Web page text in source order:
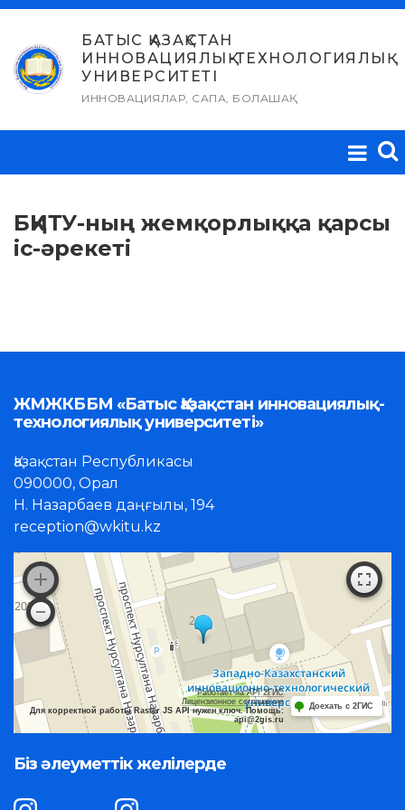
Skip
content
БАТЫС ҚАЗАҚСТАН
ИННОВАЦИЯЛЫҚ-ТЕХНОЛОГИЯЛЫҚ
УНИВЕРСИТЕТІ
ИННОВАЦИЯЛАР, САПА, БОЛАШАҚ
БҚИТУ-ның жемқорлыққа қарсы
іс-әрекеті
ЖМЖКББМ «Батыс Қазақстан инновациялық-
технологиялық университеті»
Қазақстан Республикасы
090000, Орал
Н. Назарбаев даңғылы, 194
reception@wkitu.kz
Работает на API 2ГИС
Лицензионное соглашение
Для корректной работы Raster JS API нужен ключ. Помощь:
api@2gis.ru
Доехать с 2ГИС
Біз әлеуметтік желілерде